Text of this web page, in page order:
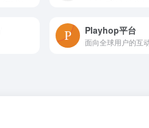
Playhop平台